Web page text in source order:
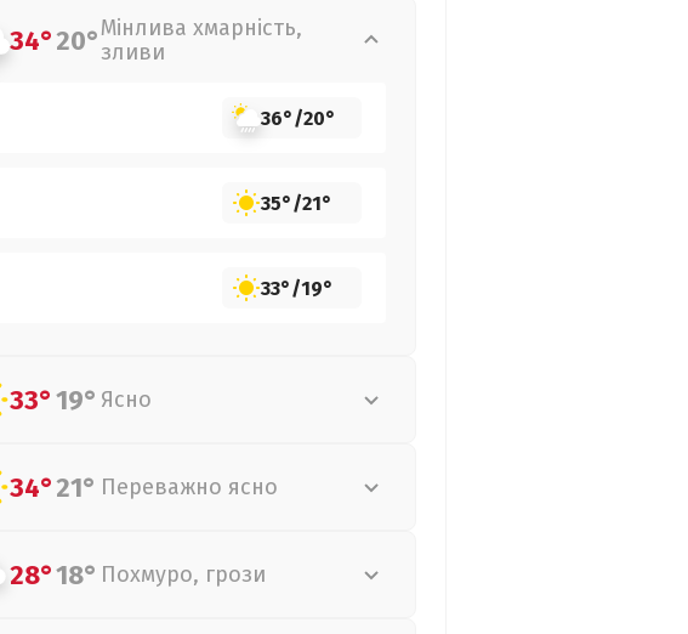
34°20°Мінлива хмарність,
зливи
36°/20°
35°/21°
33°/19°
33°19° Ясно
34°21° Переважно ясно
28°18° Похмуро, грози